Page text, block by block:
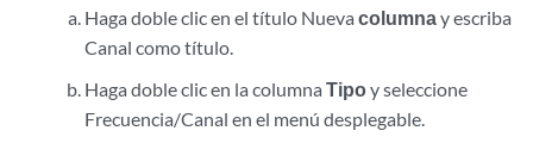
Haga doble clic en el título Nueva columnay escriba
Canal como título.
Haga doble clic en la columna Tipoy seleccione
Frecuencia/Canal en el menú desplegable.